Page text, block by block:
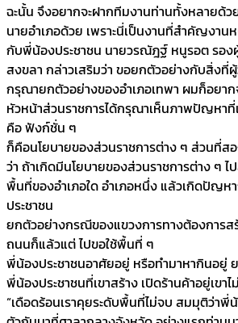
ฉะนั้น จึงอยากจะฝากทีมงานท่านทั้งหลายด้ว
นายอำเภอด้วย เพราะนี่เป็นงานที่สำคัญงา
กับพี่น้องประชาชน นายวรณัฎฐ์ หนูรอต รอง
สงขลา กล่าวเสริมว่า ขอยกตัวอย่างกับสิ่งที่ผู้
กรุณายกตัวอย่างของอำเภอเทพา ผมก็อยาก
หัวหน้าส่วนราชการได้กรุณาเห็นภาพปัญหา
คือ ฟังก์ชั่น ๆ
ก็คือนโยบายของส่วนราชการต่าง ๆ ส่วนที่
ว่า ถ้าเกิดมีนโยบายของส่วนราชการต่าง ๆ ไ
พื้นที่ของอำเภอใด อำเภอหนึ่ง แล้วเกิดปัญห
ประชาชน
ยกตัวอย่างกรณีของแขวงการทางต้องการส
ถนนก็แล้วแต่ ไปขอใช้พื้นที่ ๆ
พี่น้องประชาชนอาศัยอยู่ หรือทำมาหากินอยู่
พี่น้องประชาชนที่เขาสร้าง เปิดร้านค้าอยู่เขาไ
“เดือดร้อนเราคุยระดับพื้นที่ไม่จบ สมมุติว่าพี่น้